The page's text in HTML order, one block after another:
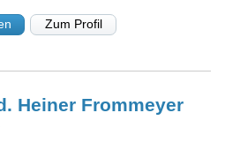
Zum Profil
Heiner Frommeyer